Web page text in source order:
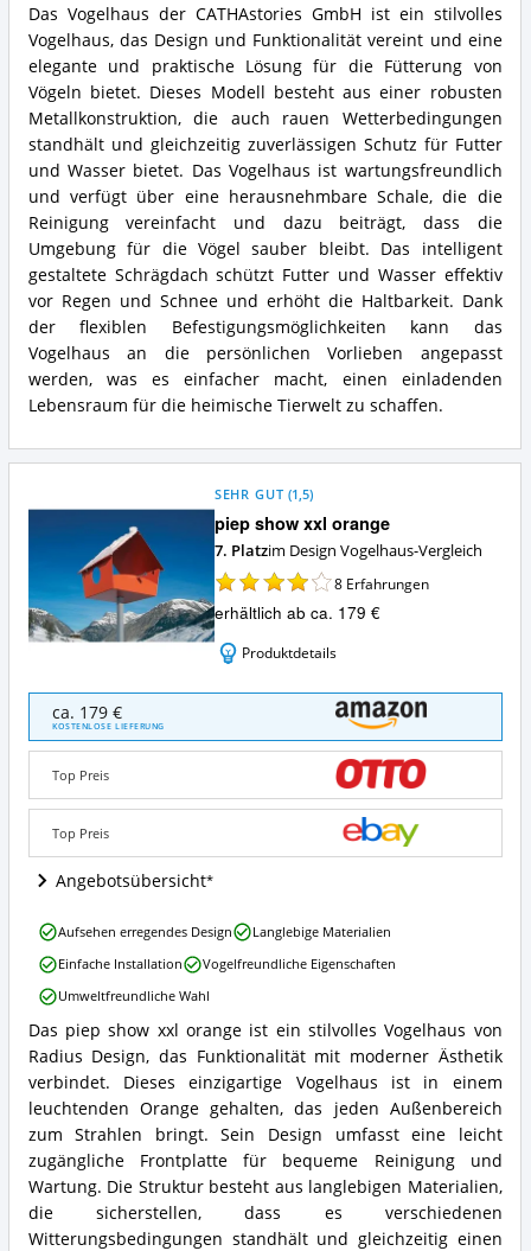
Das Vogelhaus der CATHAstories GmbH ist ein stilvolles
Vogelhaus, das Design und Funktionalität vereint und eine
elegante und praktische Lösung für die Fütterung von
Vögeln bietet. Dieses Modell besteht aus einer robusten
Metallkonstruktion, die auch rauen Wetterbedingungen
standhält und gleichzeitig zuverlässigen Schutz für Futter
und Wasser bietet. Das Vogelhaus ist wartungsfreundlich
und verfügt über eine herausnehmbare Schale, die die
Reinigung vereinfacht und dazu beiträgt, dass die
Umgebung für die Vögel sauber bleibt. Das intelligent
gestaltete Schrägdach schützt Futter und Wasser effektiv
vor Regen und Schnee und erhöht die Haltbarkeit. Dank
der flexiblen Befestigungsmöglichkeiten kann das
Vogelhaus an die persönlichen Vorlieben angepasst
werden, was es einfacher macht, einen einladenden
Lebensraum für die heimische Tierwelt zu schaffen.
piep show xxl orange
SEHR GUT (1,5)
7. Platzim Design Vogelhaus-Vergleich
8 Erfahrungen
erhältlich ab ca. 179 €
Produktdetails
piep
show
xxl
orange
Angebote:
Wo
dieses
Design
Vogelhaus
ca. 179 €
KOSTENLOSE LIEFERUNG
Top Preis
Top Preis
Angebotsübersicht
piep
show
xxl
orange
Zusammenfassung:
Was
bietet
dieses
Design
Vogelhaus?
Das piep show xxl orange ist ein stilvolles Vogelhaus von
Radius Design, das Funktionalität mit moderner Ästhetik
verbindet. Dieses einzigartige Vogelhaus ist in einem
leuchtenden Orange gehalten, das jeden Außenbereich
zum Strahlen bringt. Sein Design umfasst eine leicht
zugängliche Frontplatte für bequeme Reinigung und
Wartung. Die Struktur besteht aus langlebigen Materialien,
die sicherstellen, dass es verschiedenen
Witterungsbedingungen standhält und gleichzeitig einen
piep
show
xxl
orange
Vorteile:
Was
spricht
für
dieses
Design
Vogelhaus?
Aufsehen erregendes Design
Langlebige Materialien
Einfache Installation
Vogelfreundliche Eigenschaften
Umweltfreundliche Wahl